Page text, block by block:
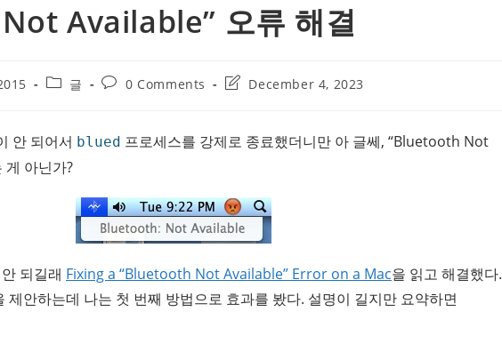
Available” 오류 해결
Post글
Post0 Comments
PostDecember 4, 2023
안 되어서 blued 프로세스를 강제로 종료했더니만 아 글쎄, “Bluetooth Not
게 아닌가?
되길래 Fixing a “Bluetooth Not Available” Error on a Mac을 읽고 해결했다.
제안하는데 나는 첫 번째 방법으로 효과를 봤다. 설명이 길지만 요약하면